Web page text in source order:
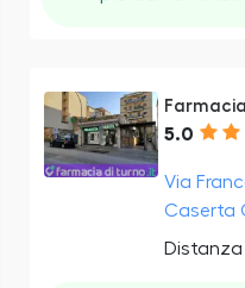
5.0
Via
Caserta